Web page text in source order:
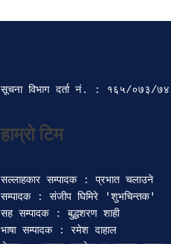
सूचना विभाग दर्ता‍ नं. : १६५/०७३/७४
हाम्रो टिम
सल्लाहकार सम्पादक : प्रभात चलाउने
सम्पादक : संजीप घिमिरे 'शुभचिन्तक'
सह सम्पादक : बुद्धशरण शाही
भाषा सम्पादक : रमेश दाहाल